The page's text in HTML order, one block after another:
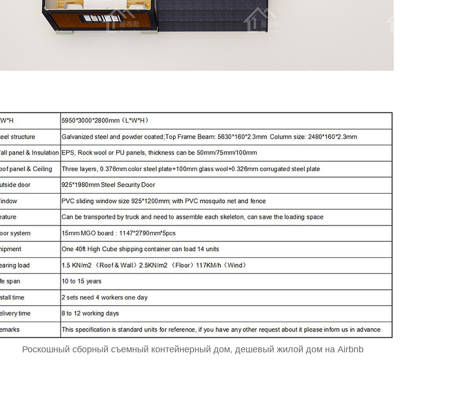
Роскошный сборный съемный контейнерный дом, дешевый жилой дом на Airbnb